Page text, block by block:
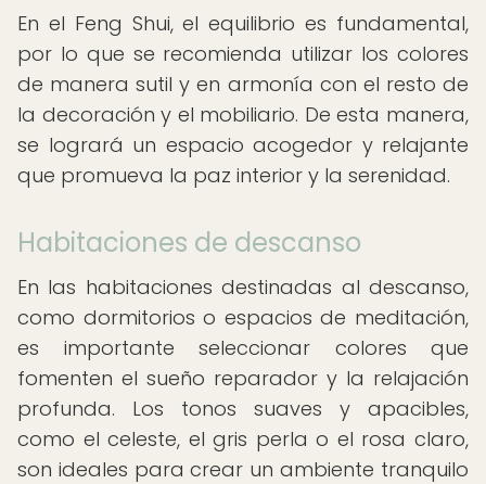
En el Feng Shui, el equilibrio es fundamental,
por lo que se recomienda utilizar los colores
de manera sutil y en armonía con el resto de
la decoración y el mobiliario. De esta manera,
se logrará un espacio acogedor y relajante
que promueva la paz interior y la serenidad.
Habitaciones de descanso
En las habitaciones destinadas al descanso,
como dormitorios o espacios de meditación,
es importante seleccionar colores que
fomenten el sueño reparador y la relajación
profunda. Los tonos suaves y apacibles,
como el celeste, el gris perla o el rosa claro,
son ideales para crear un ambiente tranquilo